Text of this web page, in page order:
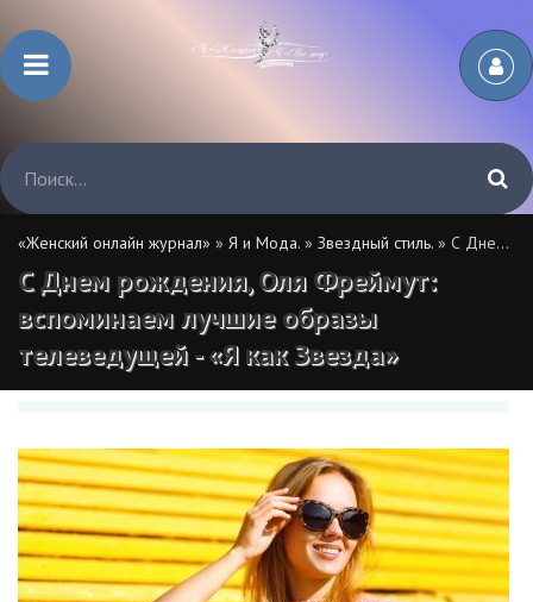
«Женский онлайн журнал» » Я и Мода. » Звездный стиль. » С Днем рождения, Оля Фреймут: вспоминаем лучшие образы телеведущей - «Я как Звезда»
С Днем рождения, Оля Фреймут:
вспоминаем лучшие образы
телеведущей - «Я как Звезда»